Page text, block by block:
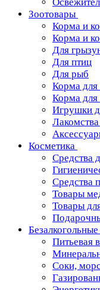
Зоотовары
Корма и
Корма и
Для
Для птиц
Для рыб
Корма для
Корма для
Игрушки
Косметика
Средства
Средства
Товары
Товары
Питьевая
Соки,